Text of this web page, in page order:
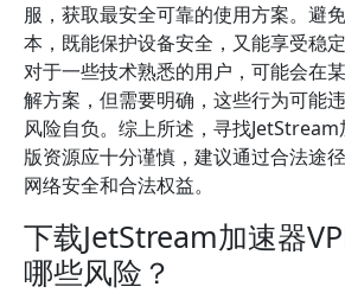
服，获取最安全可靠的使用方案。避
本，既能保护设备安全，又能享受稳
对于一些技术熟悉的用户，可能会在
解方案，但需要明确，这些行为可能
风险自负。综上所述，寻找
版资源应十分谨慎，建议通过合法途
网络安全和合法权益。
下载JetStream加速器
哪些风险？